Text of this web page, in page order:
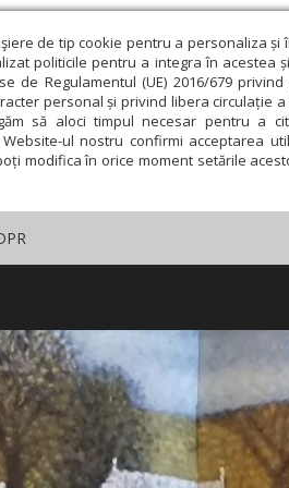
de tip cookie pentru a personaliza
politicile pentru a integra în acestea
de Regulamentul (UE) 2016/679
personal și privind libera circulație
să aloci timpul necesar pentru a
ul nostru confirmi acceptarea
modifica în orice moment setările